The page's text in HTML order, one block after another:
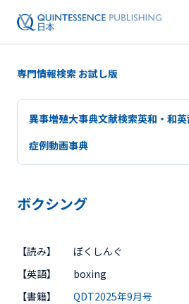
専門情報検索 お試し版
異事増殖大事典文献検索英和・和
症例動画事典
ボクシング
【読み】
ぼくしんぐ
【英語】
boxing
【書籍】
QDT2025年9月号